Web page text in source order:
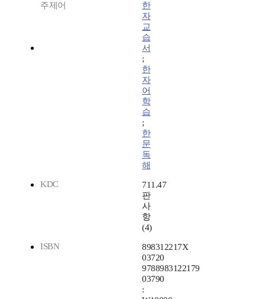
주제어
한
자
교
습
서
;
한
자
어
학
습
;
한
문
독
해
KDC
711.47
판
사
항
(4)
ISBN
898312217X
03720
9788983122179
03790
: